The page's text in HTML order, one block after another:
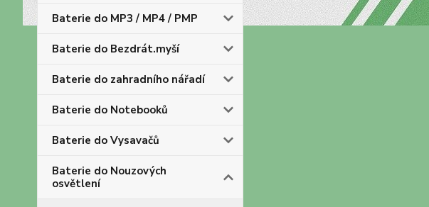
Baterie do MP3 / MP4 / PMP
Baterie do Bezdrát.myší
Baterie do zahradního nářadí
Baterie do Notebooků
Baterie do Vysavačů
Baterie do Nouzových
osvětlení